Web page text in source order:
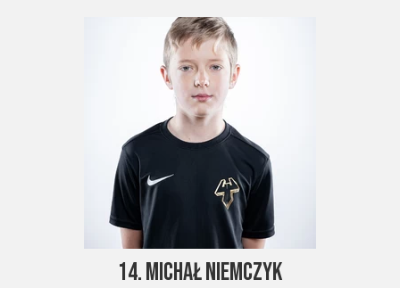
14. Michał Niemczyk